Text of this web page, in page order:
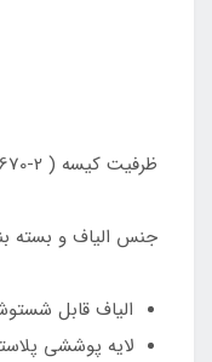
ظرفیت کیسه ( ISO 8670-2): +/-740 میلی لیتر
جنس الیاف و بسته
الیاف قابل
لایه پوششی